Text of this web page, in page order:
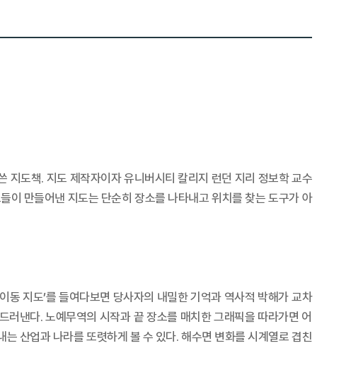
지도책. 지도 제작자이자 유니버시티 칼리지 런던 지리 정보학 교수
이 만들어낸 지도는 단순히 장소를 나타내고 위치를 찾는 도구가 아
지도’를 들여다보면 당사자의 내밀한 기억과 역사적 박해가 교차
낸다. 노예무역의 시작과 끝 장소를 매치한 그래픽을 따라가면 어
산업과 나라를 또렷하게 볼 수 있다. 해수면 변화를 시계열로 겹친